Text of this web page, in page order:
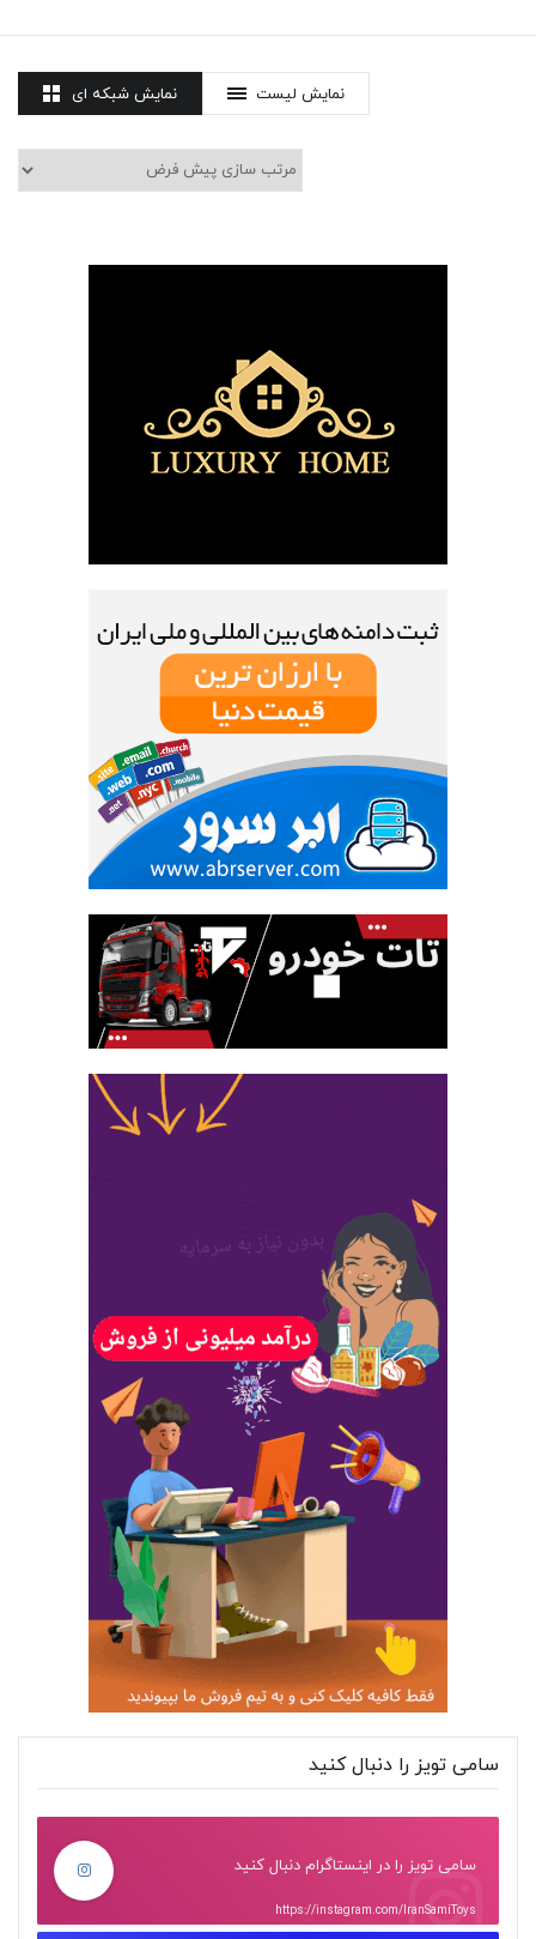
نمایش شبکه ای نمایش لیست
سامی تویز را دنبال کنید
سامی تویز را در اینستاگرام دنبال کنید
https://instagram.com/IranSamiToys